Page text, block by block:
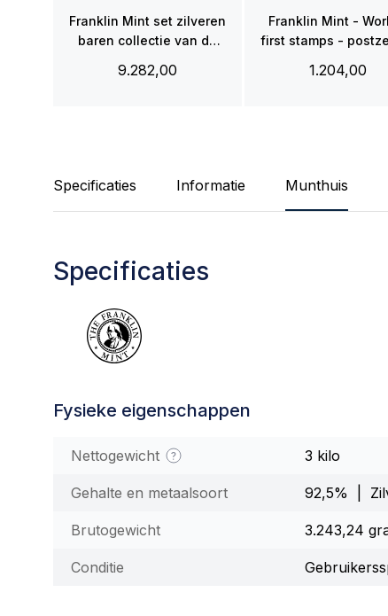
Franklin Mint set zilveren
baren collectie van de
9.282,00
Franklin Mint -
first stamps -
1.204,00
Specificaties Informatie Munthuis
Specificaties
Fysieke eigenschappen
Nettogewicht 3 kilo
Gehalte en metaalsoort 92,5% |
Brutogewicht 3.243,24
Conditie